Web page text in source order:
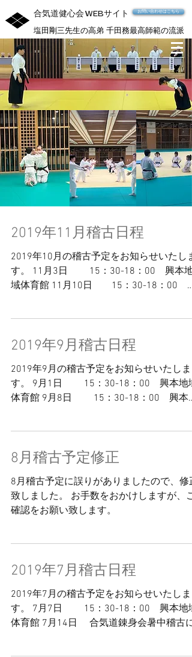
合気道健心会WEBサイト お問い合わせはこちら
塩田剛三先生の高弟 千田務最高師範の流派
2019年11月稽古日程
2019年10月の稽古予定をお知らせいたしま
す。 11月3日 15：30-18：00 興本地
域体育館 11月10日 15：30-18：00 興
2019年9月稽古日程
2019年9月の稽古予定をお知らせいたしま
す。 9月1日 15：30-18：00 興本地域
体育館 9月8日 15：30-18：00 興本地
8月稽古予定修正
8月稽古予定に誤りがありましたので、修正
致しました。 お手数をおかけしますが、ご
確認をお願い致します。
2019年7月稽古日程
2019年7月の稽古予定をお知らせいたしま
す。 7月7日 15：30-18：00 興本地域
体育館 7月14日 合気道錬身会暑中稽古に